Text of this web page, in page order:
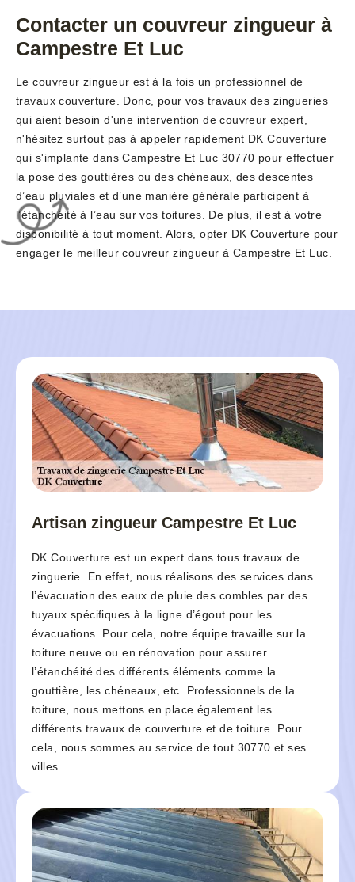
Contacter un couvreur zingueur à
Campestre Et Luc
Le couvreur zingueur est à la fois un professionnel de
travaux couverture. Donc, pour vos travaux des zingueries
qui aient besoin d'une intervention de couvreur expert,
n'hésitez surtout pas à appeler rapidement DK Couverture
qui s'implante dans Campestre Et Luc 30770 pour effectuer
la pose des gouttières ou des chéneaux, des descentes
d’eau pluviales et d’une manière générale participent à
l’étanchéité à l’eau sur vos toitures. De plus, il est à votre
disponibilité à tout moment. Alors, opter DK Couverture pour
engager le meilleur couvreur zingueur à Campestre Et Luc.
Artisan zingueur Campestre Et Luc
DK Couverture est un expert dans tous travaux de
zinguerie. En effet, nous réalisons des services dans
l’évacuation des eaux de pluie des combles par des
tuyaux spécifiques à la ligne d’égout pour les
évacuations. Pour cela, notre équipe travaille sur la
toiture neuve ou en rénovation pour assurer
l’étanchéité des différents éléments comme la
gouttière, les chéneaux, etc. Professionnels de la
toiture, nous mettons en place également les
différents travaux de couverture et de toiture. Pour
cela, nous sommes au service de tout 30770 et ses
villes.